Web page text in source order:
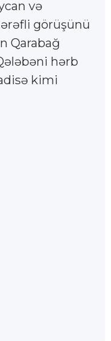
və
görüşünü
Qarabağ
hərb
kimi